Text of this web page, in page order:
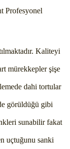
Profesyonel
Kaliteyi
mürekkepler şişe
dahi tortular
görüldüğü gibi
sunabilir fakat
uçtuğunu sanki